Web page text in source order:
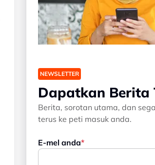
NEWSLETTER
Dapatkan Berita
Berita, sorotan utama, dan
terus ke peti masuk anda.
E-mel anda